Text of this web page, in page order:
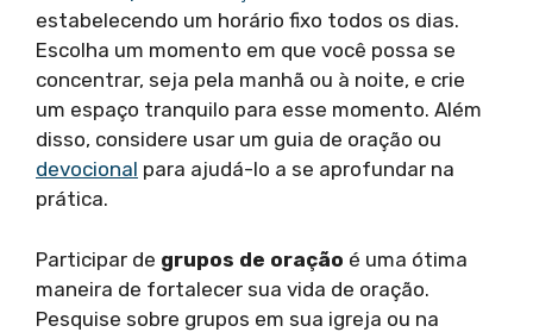
estabelecendo um horário fixo todos os dias.
Escolha um momento em que você possa se
concentrar, seja pela manhã ou à noite, e crie
um espaço tranquilo para esse momento. Além
disso, considere usar um guia de oração ou
devocional para ajudá-lo a se aprofundar na
prática.
Participar de grupos de oração é uma ótima
maneira de fortalecer sua vida de oração.
Pesquise sobre grupos em sua igreja ou na